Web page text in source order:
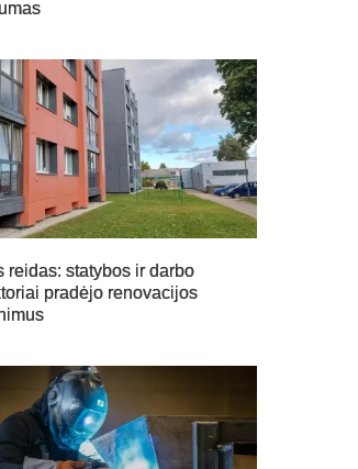
reidas: statybos ir darbo
pradėjo renovacijos